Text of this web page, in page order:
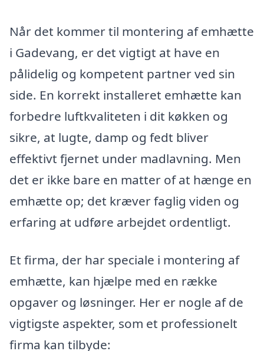
Når det kommer til montering af emhætte
i Gadevang, er det vigtigt at have en
pålidelig og kompetent partner ved sin
side. En korrekt installeret emhætte kan
forbedre luftkvaliteten i dit køkken og
sikre, at lugte, damp og fedt bliver
effektivt fjernet under madlavning. Men
det er ikke bare en matter of at hænge en
emhætte op; det kræver faglig viden og
erfaring at udføre arbejdet ordentligt.
Et firma, der har speciale i montering af
emhætte, kan hjælpe med en række
opgaver og løsninger. Her er nogle af de
vigtigste aspekter, som et professionelt
firma kan tilbyde: